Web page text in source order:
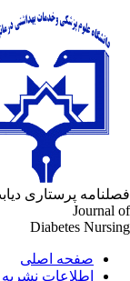
پرستاری
Journal
Diabetes
صفحه اصلی
اطلاعات نشریه